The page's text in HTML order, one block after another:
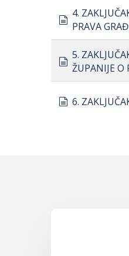
document
4.
PRAVA
document
5.
ŽUPANIJE O
document
6.